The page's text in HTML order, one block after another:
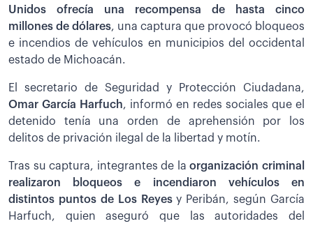
Unidos ofrecía una recompensa de hasta cinco
millones de dólares, una captura que provocó bloqueos
e incendios de vehículos en municipios del occidental
estado de Michoacán.
El secretario de Seguridad y Protección Ciudadana,
Omar García Harfuch, informó en redes sociales que el
detenido tenía una orden de aprehensión por los
delitos de privación ilegal de la libertad y motín.
Tras su captura, integrantes de laorganización criminal
realizaron bloqueos e incendiaron vehículos en
distintos puntos de Los Reyesy Peribán, según García
Harfuch, quien aseguró que las autoridades del